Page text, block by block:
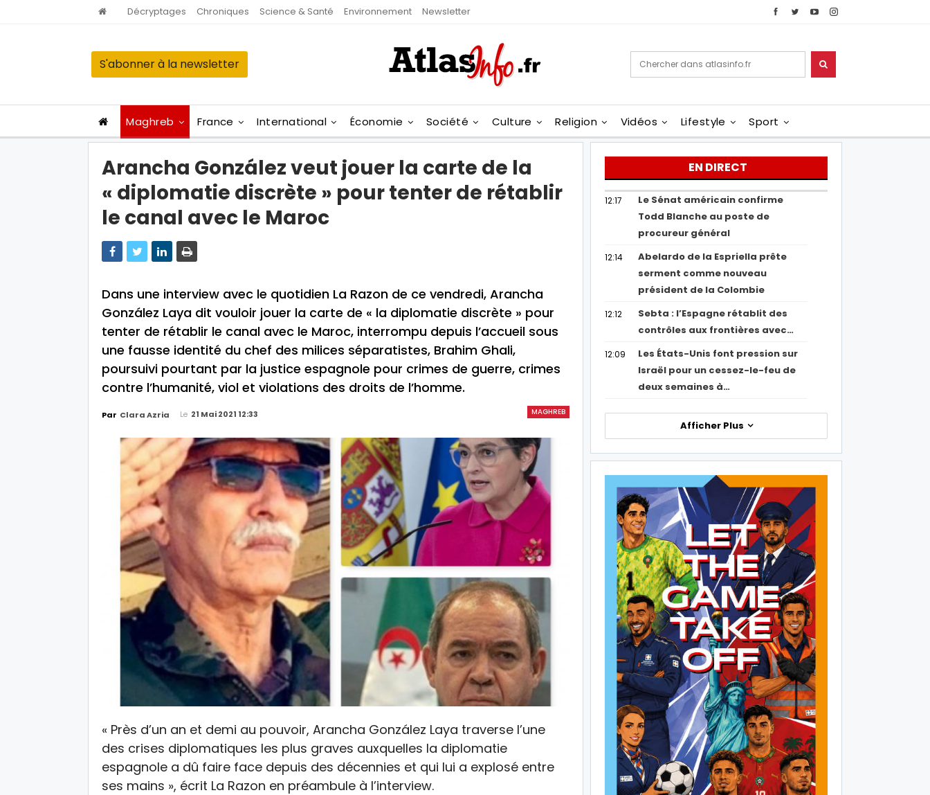
Décryptages Chroniques Science & Santé Environnement Newsletter
S'abonner à la newsletter
Maghreb France International Économie Société Culture Religion Vidéos Lifestyle Sport
Arancha González veut jouer la carte de la
« diplomatie discrète » pour tenter de rétablir
le canal avec le Maroc
Dans une interview avec le quotidien La Razon de ce vendredi, Arancha
González Laya dit vouloir jouer la carte de « la diplomatie discrète » pour
tenter de rétablir le canal avec le Maroc, interrompu depuis l’accueil sous
une fausse identité du chef des milices séparatistes, Brahim Ghali,
poursuivi pourtant par la justice espagnole pour crimes de guerre, crimes
contre l’humanité, viol et violations des droits de l’homme.
MAGHREB
Par Clara Azria Le 21 Mai 2021 12:33
« Près d’un an et demi au pouvoir, Arancha González Laya traverse l’une
des crises diplomatiques les plus graves auxquelles la diplomatie
espagnole a dû faire face depuis des décennies et qui lui a explosé entre
ses mains », écrit La Razon en préambule à l’interview.
EN DIRECT
12:17
Le Sénat américain confirme
Todd Blanche au poste de
procureur général
12:14
Abelardo de la Espriella prête
serment comme nouveau
président de la Colombie
12:12
Sebta : l’Espagne rétablit des
contrôles aux frontières avec…
12:09
Les États-Unis font pression sur
Israël pour un cessez-le-feu de
deux semaines à…
Afficher Plus